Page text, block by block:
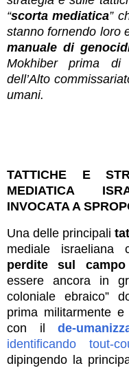
“scorta mediatica”
stanno fornendo loro
manuale di
Mokhiber prima di
dell’Alto
umani.
TATTICHE E
MEDIATICA
INVOCATA A
Una delle principali
mediale israeliana
perdite sul campo
essere ancora in
coloniale ebraico”
prima militarmente
con ilde-
identificando tout-
dipingendo la